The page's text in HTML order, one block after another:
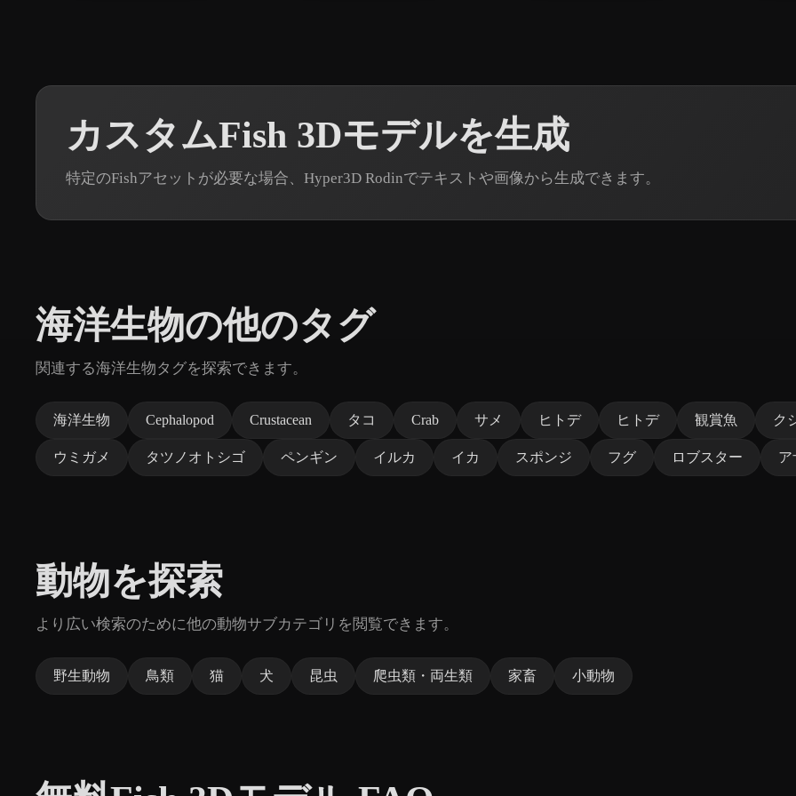
カスタムFish 3Dモデルを生成
特定のFishアセットが必要な場合、Hyper3D Rodinでテキストや画像から生成できます。
海洋生物の他のタグ
関連する海洋生物タグを探索できます。
海洋生物 Cephalopod Crustacean タコ Crab サメ ヒトデ ヒトデ 観賞魚 ク
ウミガメ タツノオトシゴ ペンギン イルカ イカ スポンジ フグ ロブスター ア
動物を探索
より広い検索のために他の動物サブカテゴリを閲覧できます。
野生動物 鳥類 猫 犬 昆虫 爬虫類・両生類 家畜 小動物